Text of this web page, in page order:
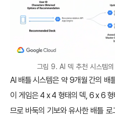
그림 9. AI 덱 추천 시스템
AI 배틀 시스템은 약 9개월 간의 배
이 게임은 4 x 4 형태의 덱, 6 x 6
므로 바둑의 기보와 유사한 배틀 로